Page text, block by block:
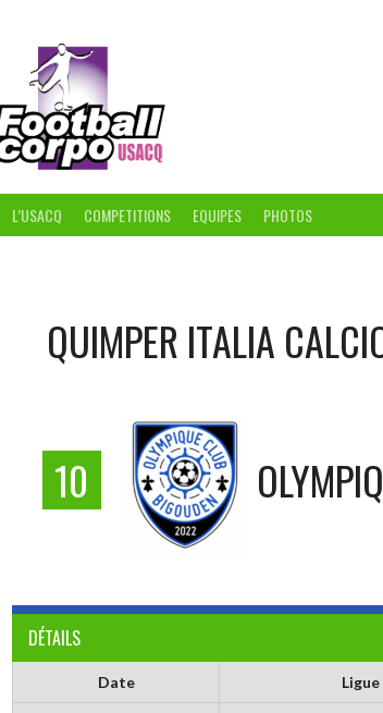
L’USACQ COMPETITIONS EQUIPES PHOTOS
QUIMPER ITALIA
10
DÉTAILS
Date Ligue